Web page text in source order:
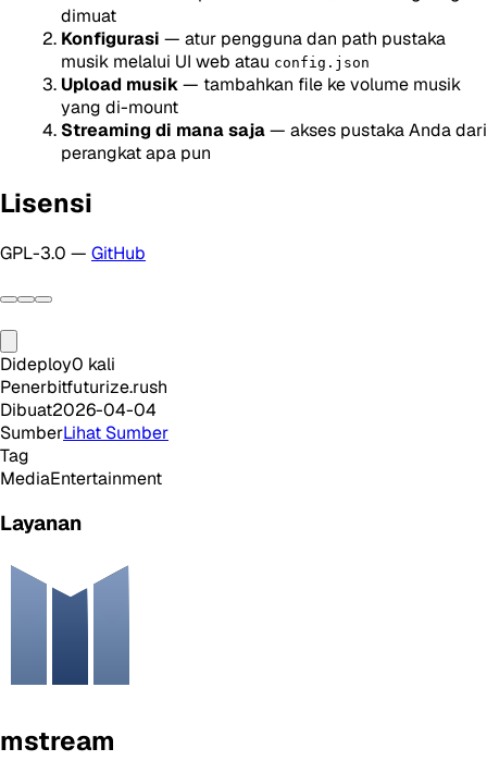
dimuat
Konfigurasi — atur pengguna dan path pustaka
musik melalui UI web atau config.json
Upload musik— tambahkan file ke volume musik
yang di-mount
Streaming di mana saja— akses pustaka Anda dari
perangkat apa pun
Lisensi
GPL-3.0 — GitHub
Dideploy0 kali
Penerbitfuturize.rush
Dibuat2026-04-04
SumberLihat Sumber
Tag
MediaEntertainment
Layanan
mstream